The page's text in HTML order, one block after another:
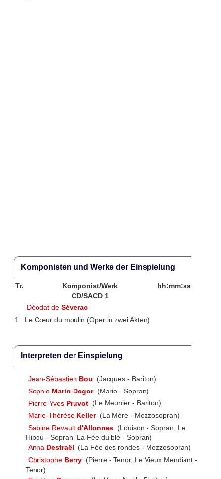
Komponisten und Werke der Einspielung
Tr. Komponist/Werk
hh:mm:ss
CD/SACD 1
Déodat deSéverac
1
Le Cœur du moulin (Oper in zwei Akten)
Interpreten der Einspielung
Jean-Sébastien Bou
(Jacques - Bariton)
Sophie Marin-Degor (Marie - Sopran)
Pierre-Yves Pruvot (Le Meunier - Bariton)
Marie-Thérèse Keller (La Mère - Mezzosopran)
Sabine Revault d'Allonnes (Louison - Sopran, Le
Hibou - Sopran, La Fée du blé - Sopran)
Anna Destraël
(La Fée des rondes - Mezzosopran)
Christophe Berry (Pierre - Tenor, Le Vieux Mendiant -
Tenor)